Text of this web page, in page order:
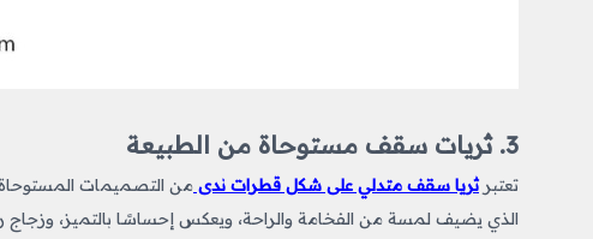
3. ثريات سقف مستوحاة من الطبيعة
تعتبرثريا سقف متدلي على شكل قطرات ندى من التصميمات المستوحاة
الذي يضيف لمسة من الفخامة والراحة، ويعكس إحساسًا بالتميز، وزجاج